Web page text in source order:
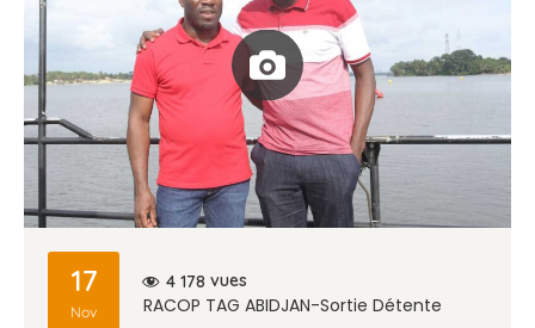
4 178 vues
17
Nov
RACOP TAG ABIDJAN-Sortie Détente